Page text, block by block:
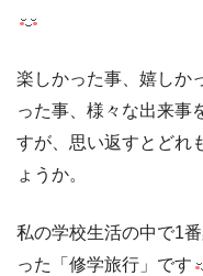
楽しかった事、嬉しか
った事、様々な出来事
すが、思い返すとどれ
ょうか。
私の学校生活の中で1
った「修学旅行」です